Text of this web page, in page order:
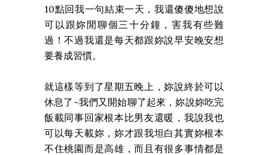
10點回我一句結束一天，我還傻傻地想說
可以跟妳閒聊個三十分鐘，害我有些難
過！不過我還是每天都跟妳說早安晚安想
要養成習慣。
就這樣等到了星期五晚上，妳說終於可以
休息了~我們又開始聊了起來，妳說妳吃完
飯載同事回家根本比男友還暖，我說我也
可以每天載妳，妳才跟我坦白其實妳根本
不住桃園而是高雄，而且有很多事情都是